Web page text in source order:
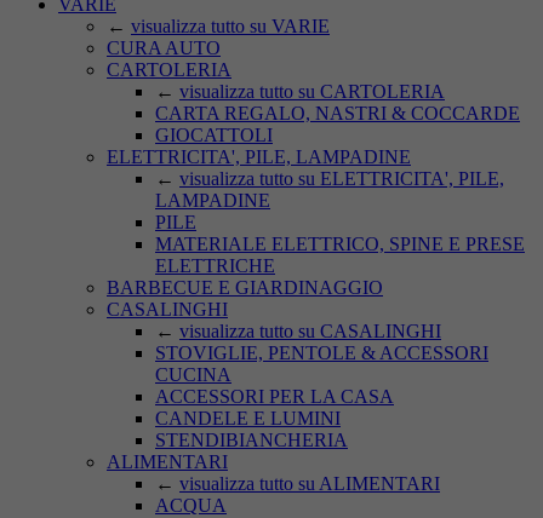
VARIE
← visualizza tutto su VARIE
CURA AUTO
CARTOLERIA
← visualizza tutto su CARTOLERIA
CARTA REGALO, NASTRI & COCCARDE
GIOCATTOLI
ELETTRICITA', PILE, LAMPADINE
← visualizza tutto su ELETTRICITA', PILE,
LAMPADINE
PILE
MATERIALE ELETTRICO, SPINE E PRESE
ELETTRICHE
BARBECUE E GIARDINAGGIO
CASALINGHI
← visualizza tutto su CASALINGHI
STOVIGLIE, PENTOLE & ACCESSORI
CUCINA
ACCESSORI PER LA CASA
CANDELE E LUMINI
STENDIBIANCHERIA
ALIMENTARI
← visualizza tutto su ALIMENTARI
ACQUA